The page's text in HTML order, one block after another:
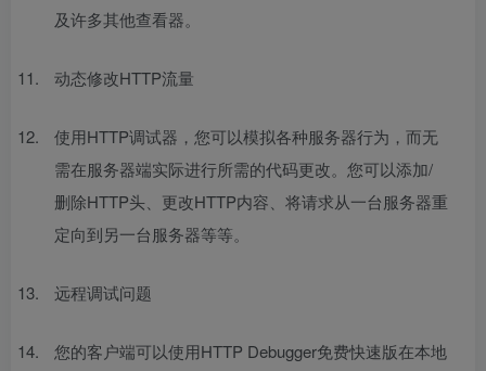
及许多其他查看器。
动态修改HTTP流量
使用HTTP调试器，您可以模拟各种服务器行为，而无
需在服务器端实际进行所需的代码更改。您可以添加/
删除HTTP头、更改HTTP内容、将请求从一台服务器重
定向到另一台服务器等等。
远程调试问题
您的客户端可以使用HTTP Debugger免费快速版在本地